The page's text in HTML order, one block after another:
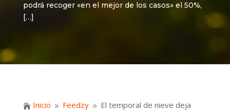
podrá recoger «en el mejor de los casos» el 50%,
[…]
 Inicio 9 Feedzy 9 El temporal de nieve deja